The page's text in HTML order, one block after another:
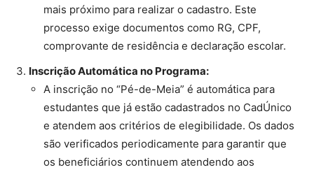
mais próximo para realizar o cadastro. Este
processo exige documentos como RG, CPF,
comprovante de residência e declaração escolar.
Inscrição Automática no Programa:
A inscrição no “Pé-de-Meia” é automática para
estudantes que já estão cadastrados no CadÚnico
e atendem aos critérios de elegibilidade. Os dados
são verificados periodicamente para garantir que
os beneficiários continuem atendendo aos